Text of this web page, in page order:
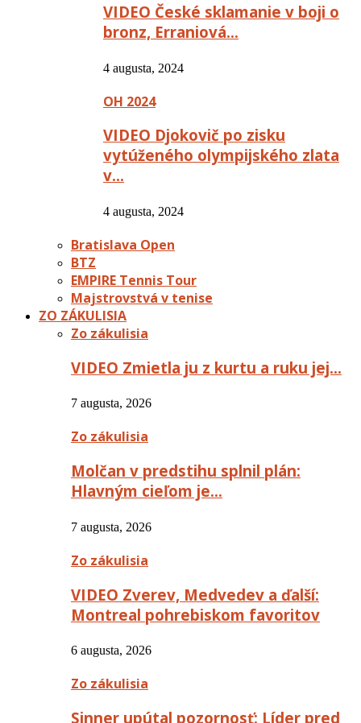
VIDEO České sklamanie v boji o
bronz, Erraniová…
4 augusta, 2024
OH 2024
VIDEO Djokovič po zisku
vytúženého olympijského zlata
v…
4 augusta, 2024
Bratislava Open
BTZ
EMPIRE Tennis Tour
Majstrovstvá v tenise
ZO ZÁKULISIA
Zo zákulisia
VIDEO Zmietla ju z kurtu a ruku jej…
7 augusta, 2026
Zo zákulisia
Molčan v predstihu splnil plán:
Hlavným cieľom je…
7 augusta, 2026
Zo zákulisia
VIDEO Zverev, Medvedev a ďalší:
Montreal pohrebiskom favoritov
6 augusta, 2026
Zo zákulisia
Sinner upútal pozornosť: Líder pred